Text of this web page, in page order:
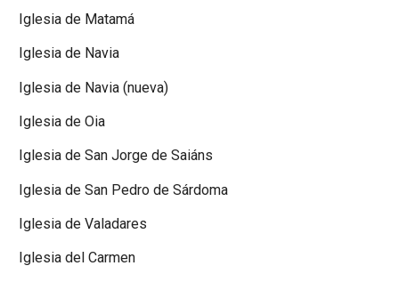
Iglesia de Matamá
Iglesia de Navia
Iglesia de Navia (nueva)
Iglesia de Oia
Iglesia de San Jorge de Saiáns
Iglesia de San Pedro de Sárdoma
Iglesia de Valadares
Iglesia del Carmen